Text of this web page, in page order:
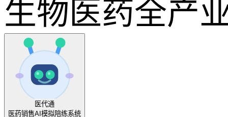
生物医药全产
医代通
医药销售AI模拟陪练系统